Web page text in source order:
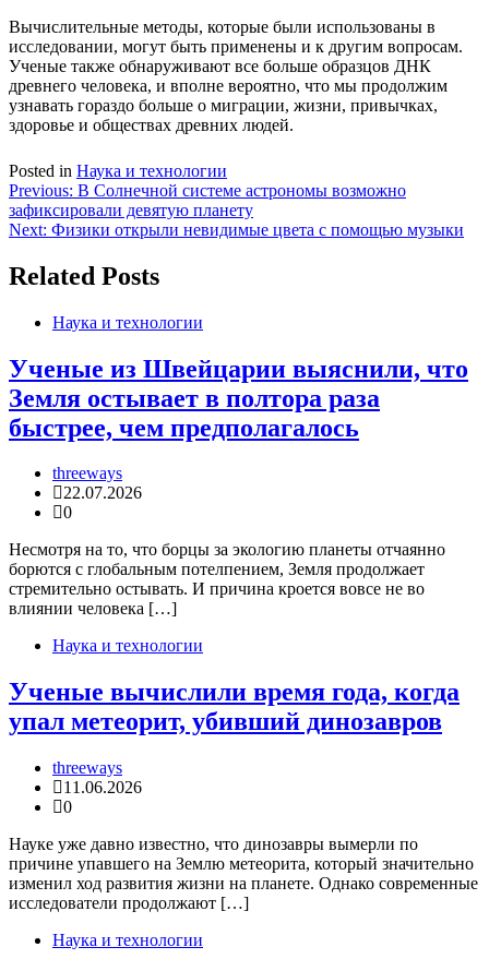
Вычислительные методы, которые были использованы в
исследовании, могут быть применены и к другим вопросам.
Ученые также обнаруживают все больше образцов ДНК
древнего человека, и вполне вероятно, что мы продолжим
узнавать гораздо больше о миграции, жизни, привычках,
здоровье и обществах древних людей.
Posted in Наука и технологии
Навигация
по
Previous: В Солнечной системе астрономы возможно
зафиксировали девятую планету
Next: Физики открыли невидимые цвета с помощью музыки
Related Posts
Наука и технологии
Ученые из Швейцарии выяснили, что
Земля остывает в полтора раза
быстрее, чем предполагалось
threeways
22.07.2026
0
Несмотря на то, что борцы за экологию планеты отчаянно
борются с глобальным потелпением, Земля продолжает
стремительно остывать. И причина кроется вовсе не во
влиянии человека […]
Наука и технологии
Ученые вычислили время года, когда
упал метеорит, убивший динозавров
threeways
11.06.2026
0
Науке уже давно известно, что динозавры вымерли по
причине упавшего на Землю метеорита, который значительно
изменил ход развития жизни на планете. Однако современные
исследователи продолжают […]
Наука и технологии